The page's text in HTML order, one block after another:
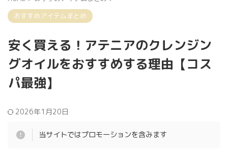
おすすめアイテムまとめ
安く買える！アテニアのクレンジン
グオイルをおすすめする理由【コス
パ最強】
2026年1月20日
当サイトではプロモーションを含みます